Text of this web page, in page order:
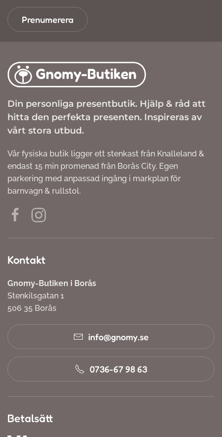
Prenumerera
Din personliga presentbutik. Hjälp & råd att
hitta den perfekta presenten. Inspireras av
vårt stora utbud.
Vår fysiska butik ligger ett stenkast från Knalleland &
endast 15 min promenad från Borås City. Egen
parkering med anpassad ingång i markplan för
barnvagn & rullstol.
Kontakt
Gnomy-Butiken i Borås
Stenkilsgatan 1
506 35 Borås
info@gnomy.se
0736-67 98 63
Betalsätt